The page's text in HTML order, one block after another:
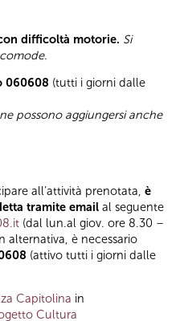
difficoltà motorie. Si
060608 (tutti i giorni dalle
possono aggiungersi anche
all’attività prenotata, è
tramite email al seguente
(dal lun.al giov. ore 8.30 –
alternativa, è necessario
(attivo tutti i giorni dalle
Capitolina in
Cultura